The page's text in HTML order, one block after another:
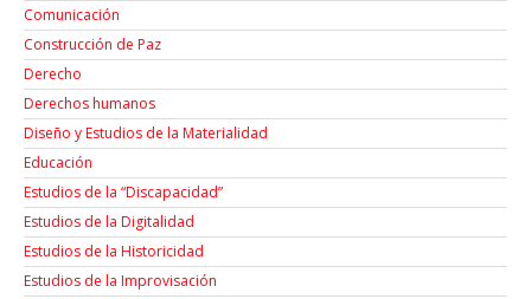
Comunicación
Construcción de Paz
Derecho
Derechos humanos
Diseño y Estudios de la Materialidad
Educación
Estudios de la “Discapacidad”
Estudios de la Digitalidad
Estudios de la Historicidad
Estudios de la Improvisación